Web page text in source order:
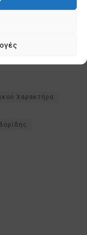
από
εργασίας,
Χαρακτήρα